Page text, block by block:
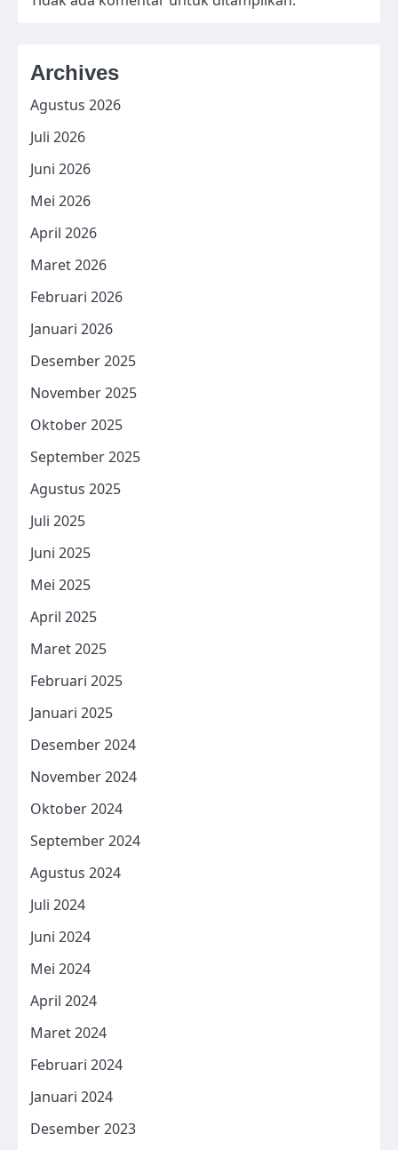
Archives
Agustus 2026
Juli 2026
Juni 2026
Mei 2026
April 2026
Maret 2026
Februari 2026
Januari 2026
Desember 2025
November 2025
Oktober 2025
September 2025
Agustus 2025
Juli 2025
Juni 2025
Mei 2025
April 2025
Maret 2025
Februari 2025
Januari 2025
Desember 2024
November 2024
Oktober 2024
September 2024
Agustus 2024
Juli 2024
Juni 2024
Mei 2024
April 2024
Maret 2024
Februari 2024
Januari 2024
Desember 2023